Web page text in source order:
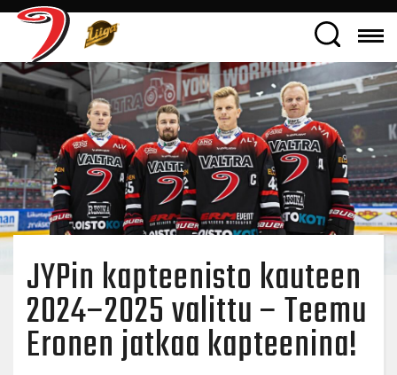
JYPin kapteenisto kauteen
2024–2025 valittu – Teemu
Eronen jatkaa kapteenina!